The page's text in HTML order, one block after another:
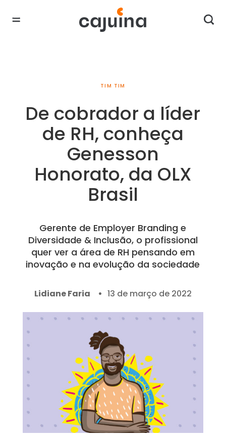
TIM TIM
De cobrador a líder
de RH, conheça
Genesson
Honorato, da OLX
Brasil
Gerente de Employer Branding e
Diversidade & Inclusão, o profissional
quer ver a área de RH pensando em
inovação e na evolução da sociedade
Lidiane Faria 13 de março de 2022